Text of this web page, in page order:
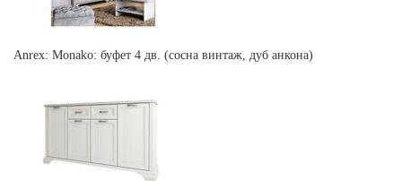
Anrex: Monako: буфет 4 дв. (сосна винтаж, дуб анкона)